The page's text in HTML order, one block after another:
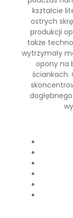
kształcie
ostrych
produkcji
także
wytrzymały
opony na
ściankach.